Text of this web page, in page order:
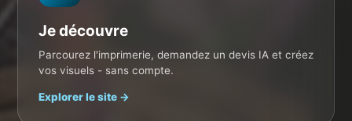
Je découvre
Parcourez l'imprimerie, demandez un devis IA et créez
vos visuels - sans compte.
Explorer le site →
expédition après validation